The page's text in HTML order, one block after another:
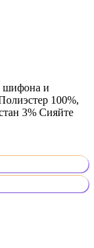
шифона и
100%,
3% Сияйте